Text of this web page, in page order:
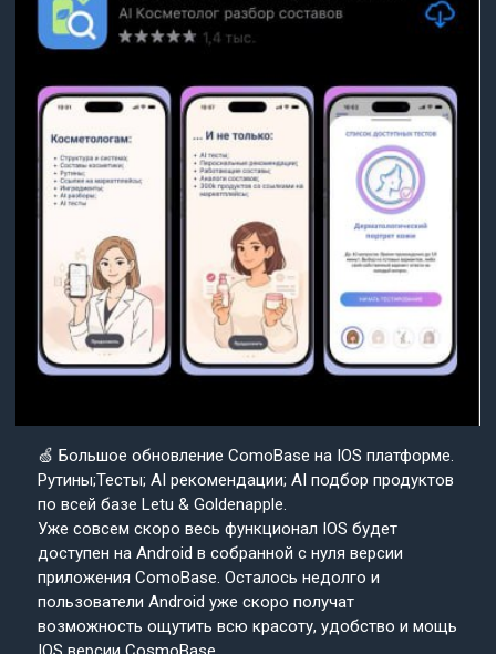
🍏 Большое обновление ComoBase на IOS платформе.
Рутины;Тесты; AI рекомендации; AI подбор продуктов
по всей базе Letu & Goldenapple.
Уже совсем скоро весь функционал IOS будет
доступен на Android в собранной с нуля версии
приложения ComoBase. Осталось недолго и
пользователи Android уже скоро получат
возможность ощутить всю красоту, удобство и мощь